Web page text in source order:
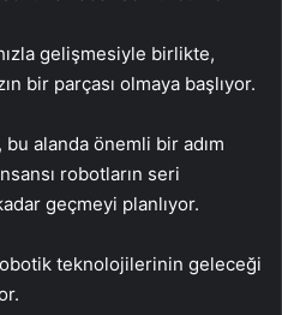
gelişmesiyle birlikte,
bir parçası olmaya başlıyor.
alanda önemli bir adım
robotların seri
geçmeyi planlıyor.
teknolojilerinin geleceği